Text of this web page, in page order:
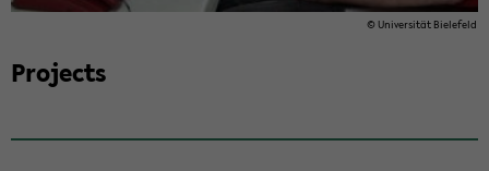
© Uni­ver­sität Biele­feld
Projects